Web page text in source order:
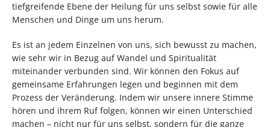
tiefgreifende Ebene der Heilung für uns selbst sowie für alle
Menschen und Dinge um uns herum.
Es ist an jedem Einzelnen von uns, sich bewusst zu machen,
wie sehr wir in Bezug auf Wandel und Spiritualität
miteinander verbunden sind. Wir können den Fokus auf
gemeinsame Erfahrungen legen und beginnen mit dem
Prozess der Veränderung. Indem wir unsere innere Stimme
hören und ihrem Ruf folgen, können wir einen Unterschied
machen – nicht nur für uns selbst, sondern für die ganze